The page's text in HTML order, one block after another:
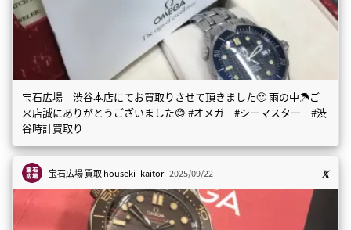
宝石広場 渋谷本店にてお買取りさせて頂きました🙂 雨の中☂️ご
来店誠にありがとうございました😊 #オメガ #シーマスター #渋
谷時計買取り
宝石広場 買取houseki_kaitori 2025/09/22